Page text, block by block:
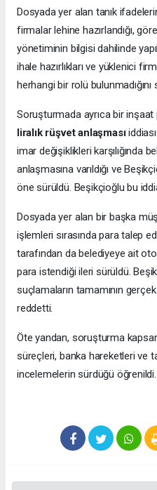
Dosyada yer alan tanık
firmalar lehine hazırlandığı,
yönetiminin bilgisi dahilinde
ihale hazırlıkları ve yüklenici
herhangi bir rolü bulunmadığını
Soruşturmada ayrıca bir
liralık rüşvet anlaşmasıiddiası
imar değişiklikleri karşılığında
anlaşmasına varıldığı ve
öne sürüldü. Beşikçioğlu bu
Dosyada yer alan bir başka
işlemleri sırasında para talep
tarafından da belediyeye ait
para istendiği ileri sürüldü.
suçlamaların tamamının
reddetti.
Öte yandan, soruşturma
süreçleri, banka hareketleri ve
incelemelerin sürdüğü öğrenildi.